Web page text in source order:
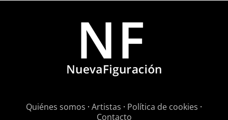
Quiénes somos · Artistas · Política de cookies ·
Contacto